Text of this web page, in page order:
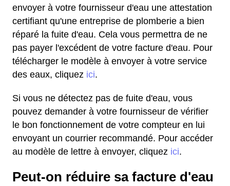
envoyer à votre fournisseur d'eau une attestation
certifiant qu'une entreprise de plomberie a bien
réparé la fuite d'eau. Cela vous permettra de ne
pas payer l'excédent de votre facture d'eau. Pour
télécharger le modèle à envoyer à votre service
des eaux, cliquez ici.
Si vous ne détectez pas de fuite d'eau, vous
pouvez demander à votre fournisseur de vérifier
le bon fonctionnement de votre compteur en lui
envoyant un courrier recommandé. Pour accéder
au modèle de lettre à envoyer, cliquez ici.
Peut-on réduire sa facture d'eau